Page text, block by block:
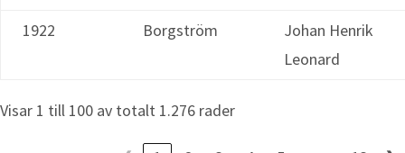
1922 Borgström
Johan Henrik
Leonard
Visar 1 till 100 av totalt 1.276 rader